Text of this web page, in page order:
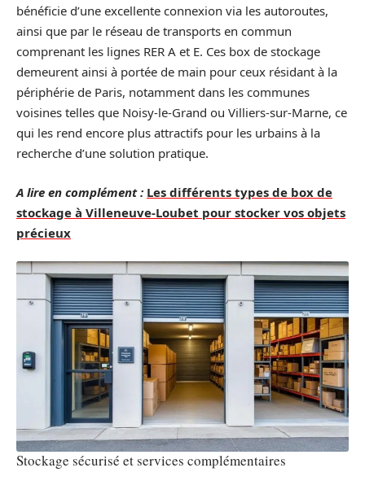
bénéficie d’une excellente connexion via les autoroutes,
ainsi que par le réseau de transports en commun
comprenant les lignes RER A et E. Ces box de stockage
demeurent ainsi à portée de main pour ceux résidant à la
périphérie de Paris, notamment dans les communes
voisines telles que Noisy-le-Grand ou Villiers-sur-Marne, ce
qui les rend encore plus attractifs pour les urbains à la
recherche d’une solution pratique.
A lire en complément : Les différents types de box de
stockage à Villeneuve-Loubet pour stocker vos objets
précieux
Stockage sécurisé et services complémentaires